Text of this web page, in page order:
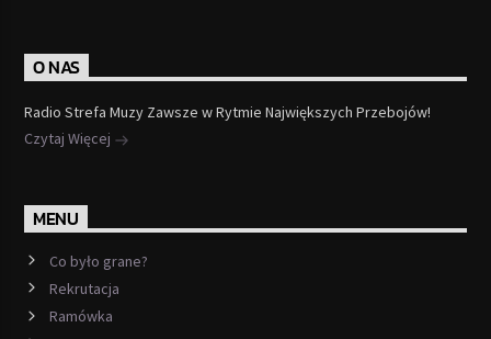
O NAS
Radio Strefa Muzy Zawsze w Rytmie Największych Przebojów!
Czytaj Więcej
MENU
Co było grane?
Rekrutacja
Ramówka